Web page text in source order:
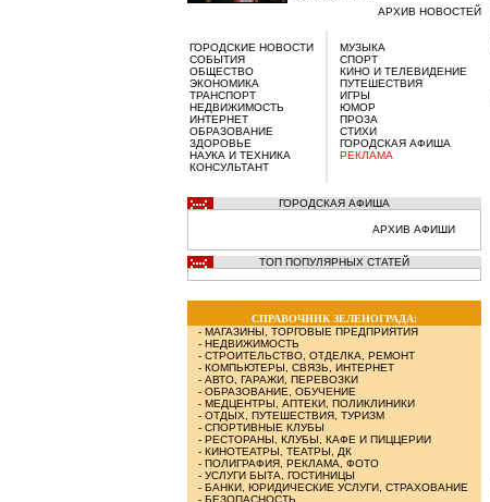
АРХИВ НОВОСТЕЙ
ГОРОДСКИЕ НОВОСТИ
СОБЫТИЯ
ОБЩЕСТВО
ЭКОНОМИКА
ТРАНСПОРТ
НЕДВИЖИМОСТЬ
ИНТЕРНЕТ
ОБРАЗОВАНИЕ
ЗДОРОВЬЕ
НАУКА И ТЕХНИКА
КОНСУЛЬТАНТ
МУЗЫКА
СПОРТ
КИНО И ТЕЛЕВИДЕНИЕ
ПУТЕШЕСТВИЯ
ИГРЫ
ЮМОР
ПРОЗА
СТИХИ
ГОРОДСКАЯ АФИША
РЕКЛАМА
ГОРОДСКАЯ АФИША
АРХИВ АФИШИ
ТОП ПОПУЛЯРНЫХ СТАТЕЙ
СПРАВОЧНИК ЗЕЛЕНОГРАДА:
- МАГАЗИНЫ, ТОРГОВЫЕ ПРЕДПРИЯТИЯ
- НЕДВИЖИМОСТЬ
- СТРОИТЕЛЬСТВО, ОТДЕЛКА, РЕМОНТ
- КОМПЬЮТЕРЫ, СВЯЗЬ, ИНТЕРНЕТ
- АВТО, ГАРАЖИ, ПЕРЕВОЗКИ
- ОБРАЗОВАНИЕ, ОБУЧЕНИЕ
- МЕДЦЕНТРЫ, АПТЕКИ, ПОЛИКЛИНИКИ
- ОТДЫХ, ПУТЕШЕСТВИЯ, ТУРИЗМ
- СПОРТИВНЫЕ КЛУБЫ
- РЕСТОРАНЫ, КЛУБЫ, КАФЕ И ПИЦЦЕРИИ
- КИНОТЕАТРЫ, ТЕАТРЫ, ДК
- ПОЛИГРАФИЯ, РЕКЛАМА, ФОТО
- УСЛУГИ БЫТА, ГОСТИНИЦЫ
- БАНКИ, ЮРИДИЧЕСКИЕ УСЛУГИ, СТРАХОВАНИЕ
- БЕЗОПАСНОСТЬ